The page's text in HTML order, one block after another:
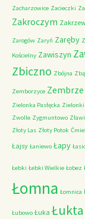
Zacharzowice Zacieczki
Zakroczym
Zarogów Zaryń Zaręby
Kościelny Zawiszyn
Zbiczno Zbójna
Zemborzyce Zembrze
Zielonka Pasłęcka Zielonki
Zwolle Zygmuntowo
Złoty Las Złoty Potok
Łajsy Łaniewo Łapy
Łebki Łebki Wielkie Łobez
Łomna Łomnica
Łubowo Łuka Łukta